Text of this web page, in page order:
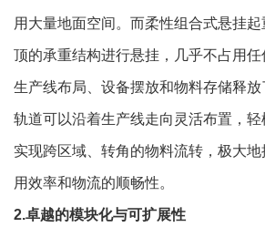
用大量地面空间。而柔性组合式悬挂起
顶的承重结构进行悬挂，几乎不占用
生产线布局、设备摆放和物料存储释
轨道可以沿着生产线走向灵活布置，
实现跨区域、转角的物料流转，极大地
用效率和物流的顺畅性。
2.卓越的模块化与可扩展性